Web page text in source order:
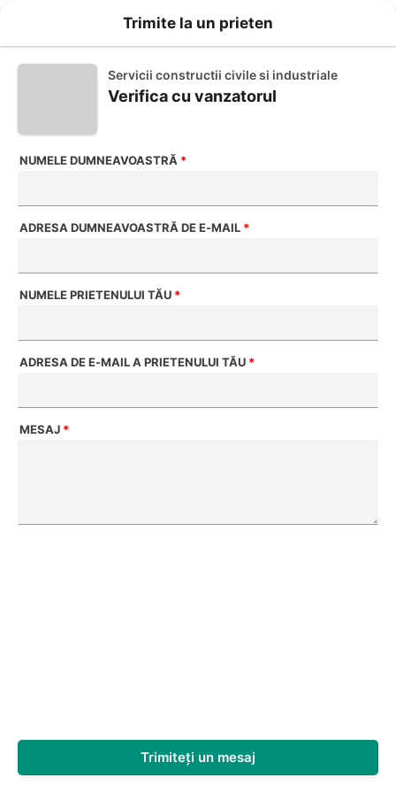
Trimite la un prieten
Servicii constructii civile si industriale
Verifica cu vanzatorul
NUMELE DUMNEAVOASTRĂ *
ADRESA DUMNEAVOASTRĂ DE E-MAIL *
NUMELE PRIETENULUI TĂU *
ADRESA DE E-MAIL A PRIETENULUI TĂU *
MESAJ *
Trimiteți un mesaj